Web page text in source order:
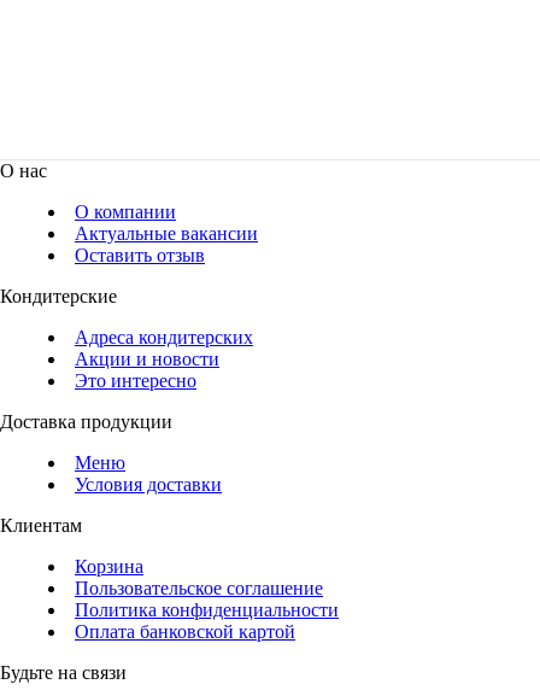
О нас
О компании
Актуальные вакансии
Оставить отзыв
Кондитерские
Адреса кондитерских
Акции и новости
Это интересно
Доставка продукции
Меню
Условия доставки
Клиентам
Корзина
Пользовательское соглашение
Политика конфиденциальности
Оплата банковской картой
Будьте на связи